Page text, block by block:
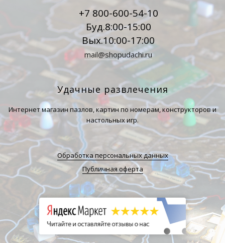
+7 800-600-54-10
Буд.8:00-15:00
Вых.10:00-17:00
mail@shopudachi.ru
Удачные развлечения
Интернет магазин пазлов, картин по номерам, конструкторов и
настольных игр.
Обработка персональных данных
Публичная оферта